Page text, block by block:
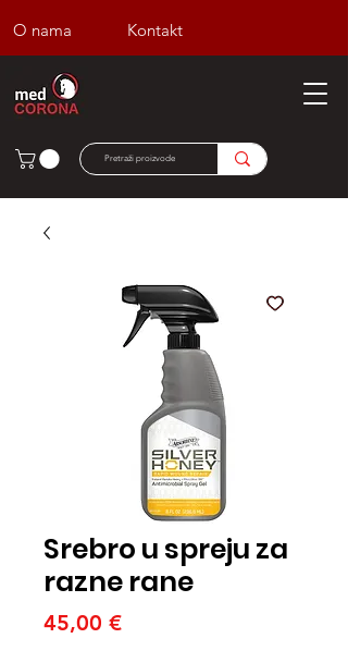
O nama Kontakt
Srebro u spreju za
razne rane
45,00 €Cijena